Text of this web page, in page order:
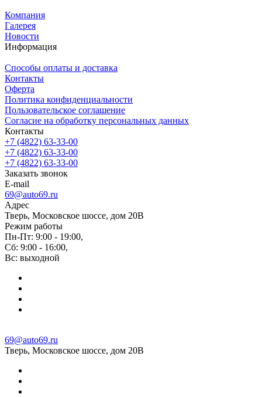
Компания
Галерея
Новости
Информация
Способы оплаты и доставка
Контакты
Оферта
Политика конфиденциальности
Пользовательское соглашение
Согласие на обработку персональных данных
Контакты
+7 (4822) 63-33-00
+7 (4822) 63-33-00
+7 (4822) 63-33-00
Заказать звонок
E-mail
69@auto69.ru
Адрес
Тверь, Московское шоссе, дом 20В
Режим работы
Пн-Пт: 9:00 - 19:00,
Сб: 9:00 - 16:00,
Вс: выходной
69@auto69.ru
Тверь, Московское шоссе, дом 20В